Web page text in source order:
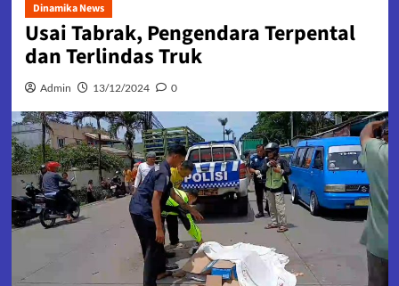
Dinamika News
Usai Tabrak, Pengendara Terpental
dan Terlindas Truk
Admin 13/12/2024 0